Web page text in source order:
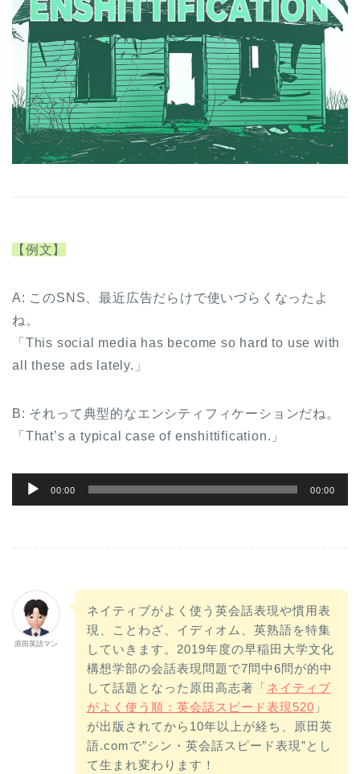
【例文】
A: このSNS、最近広告だらけで使いづらくなったよ
ね。
「This social media has become so hard to use with
all these ads lately.」
B: それって典型的なエンシティフィケーションだね。
「That’s a typical case of enshittification.」
声
ー
00:00 00:00
原田英語マン
ネイティブがよく使う英会話表現や慣用表
現、ことわざ、イディオム、英熟語を特集
していきます。2019年度の早稲田大学文化
構想学部の会話表現問題で7問中6問が的中
して話題となった原田高志著「ネイティブ
がよく使う順：英会話スピード表現520 」
が出版されてから10年以上が経ち、原田英
語.comで”シン・英会話スピード表現”とし
て生まれ変わります！